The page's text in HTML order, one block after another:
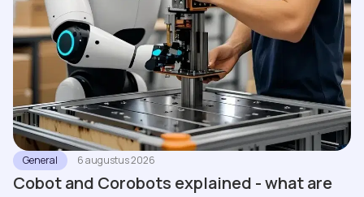
General 6 augustus 2026
Cobot and Corobots explained - what are